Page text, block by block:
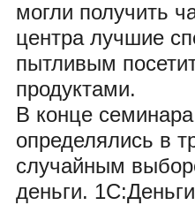
могли получить
центра лучшие
пытливым
продуктами.
В конце
определялись в
случайным
деньги.